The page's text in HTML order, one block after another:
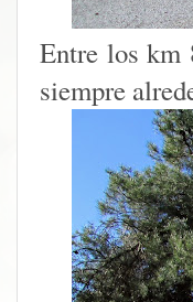
Entre los km
siempre